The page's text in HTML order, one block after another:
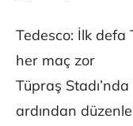
Tedesco: İlk defa
her maç zor
Tüpraş
ardından